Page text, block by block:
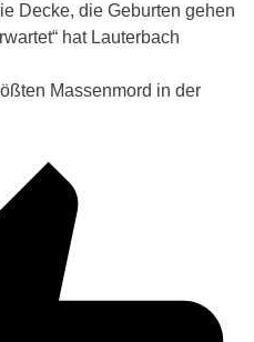
Decke, die Geburten gehen
hat Lauterbach
Massenmord in der